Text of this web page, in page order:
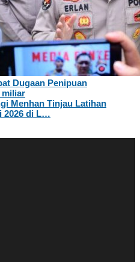
Dugaan Penipuan
miliar
Menhan Tinjau Latihan
2026 di L…